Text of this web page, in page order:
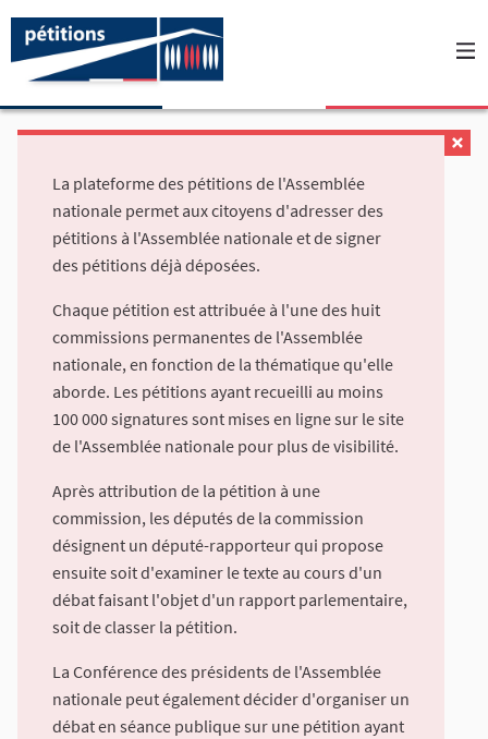
La plateforme des pétitions de l'Assemblée
nationale permet aux citoyens d'adresser des
pétitions à l'Assemblée nationale et de signer
des pétitions déjà déposées.
Chaque pétition est attribuée à l'une des huit
commissions permanentes de l'Assemblée
nationale, en fonction de la thématique qu'elle
aborde. Les pétitions ayant recueilli au moins
100 000 signatures sont mises en ligne sur le site
de l'Assemblée nationale pour plus de visibilité.
Après attribution de la pétition à une
commission, les députés de la commission
désignent un député-rapporteur qui propose
ensuite soit d'examiner le texte au cours d'un
débat faisant l'objet d'un rapport parlementaire,
soit de classer la pétition.
La Conférence des présidents de l'Assemblée
nationale peut également décider d'organiser un
débat en séance publique sur une pétition ayant